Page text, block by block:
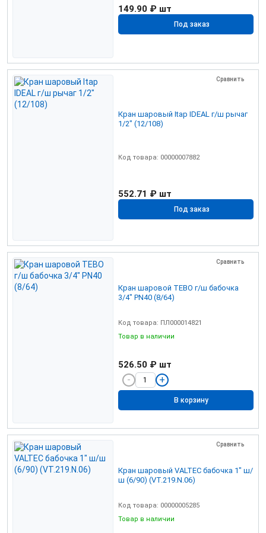
149.90 ₽ шт
Под заказ
Сравнить
Кран шаровый Itap IDEAL г/ш рычаг
1/2" (12/108)
Код товара: 00000007882
552.71 ₽ шт
Под заказ
Сравнить
Кран шаровой TEBO г/ш бабочка
3/4" PN40 (8/64)
Код товара: ПЛ000014821
Товар в наличии
526.50 ₽ шт
В корзину
Сравнить
Кран шаровый VALTEC бабочка 1" ш/
ш (6/90) (VT.219.N.06)
Код товара: 00000005285
Товар в наличии